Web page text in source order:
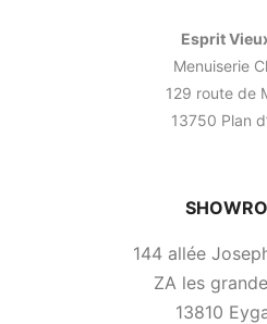
Esprit
Menuiserie
129 route de
13750 Plan
144 allée
ZA les
13810